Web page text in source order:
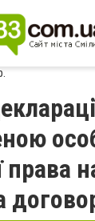
права